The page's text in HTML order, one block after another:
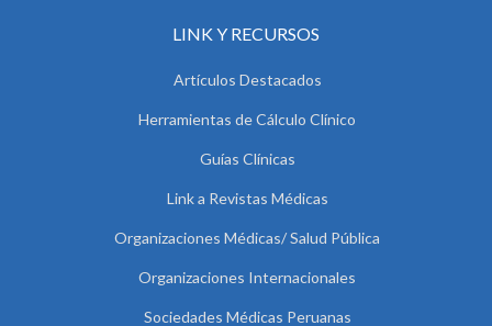
LINK Y RECURSOS
Artículos Destacados
Herramientas de Cálculo Clínico
Guías Clínicas
Link a Revistas Médicas
Organizaciones Médicas/ Salud Pública
Organizaciones Internacionales
Sociedades Médicas Peruanas